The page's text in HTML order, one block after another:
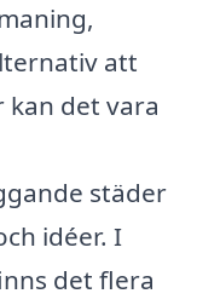
att
kan det vara
städer
idéer. I
det flera